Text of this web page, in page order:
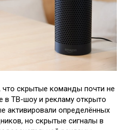
скрытые команды почти не
в ТВ-шоу и рекламу открыто
активировали определённых
но скрытые сигналы в